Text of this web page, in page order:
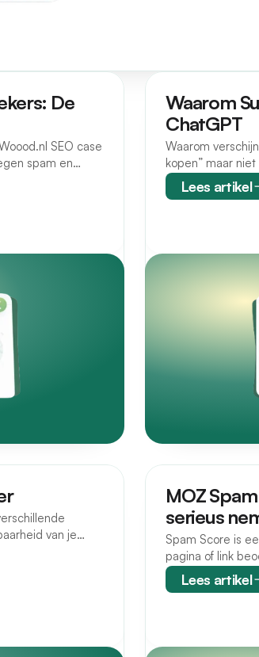
De
SEO case
spam en
Waarom
ChatGPT
Waarom
kopen” maar
het verschil.
Lees artikel
van je
MOZ
serieus
Spam Score is
pagina of link
Lees artikel